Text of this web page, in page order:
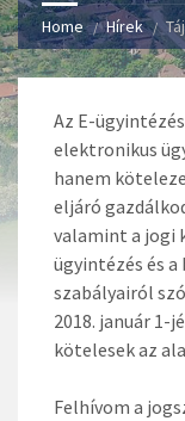
Home Hírek
Az E-
elektronikus
hanem
eljáró
valamint a jogi
ügyintézés és
szabályairól
2018. január
kötelesek az
Felhívom a